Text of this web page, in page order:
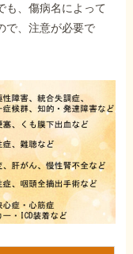
も、傷病名によって
で、注意が必要で